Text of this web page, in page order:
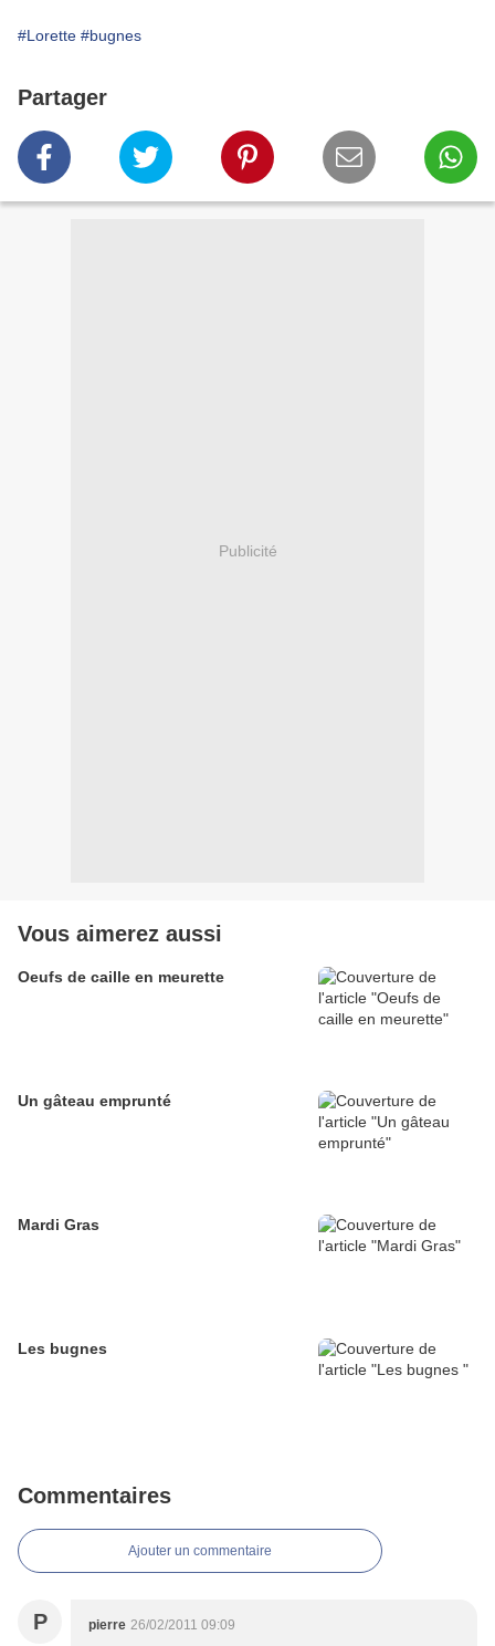
#Lorette #bugnes
Partager
Publicité
Vous aimerez aussi
Oeufs de caille en meurette
Un gâteau emprunté
Mardi Gras
Les bugnes
Commentaires
Ajouter un commentaire
P pierre 26/02/2011 09:09